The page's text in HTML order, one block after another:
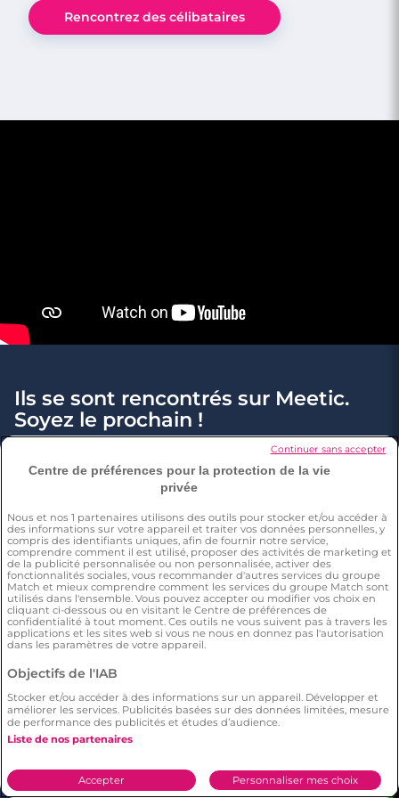
10 bonnes raisons de partir en week-end
Rencontrez des célibataires
Ils se sont rencontrés sur Meetic.
Soyez le prochain !
Il n’est pas toujours évident de se faire une idée
précise de la personnalité d’un membre sur un site
de rencontre. Sur Meetic, les profils sont très
détaillés. Trouvez ceux qui vous correspondent
avec la recherche par critères ou laissez-vous
charmer par leurs petits détails.
Centre de préférences pour la protection de la vie
privée
Nous et nos 1 partenaires utilisons des outils pour stocker et/ou accéder à
des informations sur votre appareil et traiter vos données personnelles, y
compris des identifiants uniques, afin de fournir notre service,
comprendre comment il est utilisé, proposer des activités de marketing et
de la publicité personnalisée ou non personnalisée, activer des
fonctionnalités sociales, vous recommander d'autres services du groupe
Match et mieux comprendre comment les services du groupe Match sont
utilisés dans l'ensemble. Vous pouvez accepter ou modifier vos choix en
cliquant ci-dessous ou en visitant le Centre de préférences de
confidentialité à tout moment. Ces outils ne vous suivent pas à travers les
applications et les sites web si vous ne nous en donnez pas l'autorisation
dans les paramètres de votre appareil.
Objectifs de l'IAB
Stocker et/ou accéder à des informations sur un appareil. Développer et
améliorer les services. Publicités basées sur des données limitées, mesure
de performance des publicités et études d’audience.
Liste de nos partenaires
Personnaliser mes choix
Accepter
Continuer sans accepter